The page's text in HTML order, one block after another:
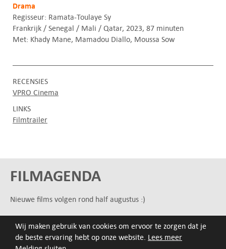
Wij maken gebruik van cookies om ervoor te zorgen dat je
de beste ervaring hebt op onze website. Lees meer
Drama
Regisseur: Ramata-Toulaye Sy
Frankrijk / Senegal / Mali / Qatar, 2023, 87 minuten
Met: Khady Mane, Mamadou Diallo, Moussa Sow
RECENSIES
VPRO Cinema
LINKS
Filmtrailer
FILMAGENDA
Nieuwe films volgen rond half augustus :)
ARCHIEF
Druk op de beginletter van de titel of zoek op titel, regisseur